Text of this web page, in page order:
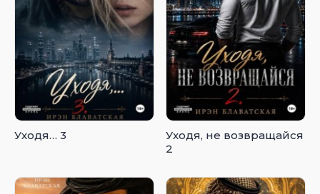
Уходя… 3
Уходя, не возвращайся
2